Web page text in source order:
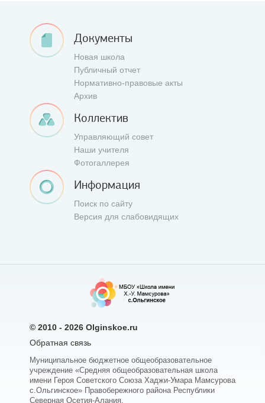
Документы
Новая школа
Публичный отчет
Нормативно-правовые акты
Архив
Коллектив
Управляющий совет
Наши учителя
Фотогаллерея
Информация
Поиск по сайту
Версия для слабовидящих
© 2010 - 2026 Olginskoe.ru
Обратная связь
Муниципальное бюджетное общеобразовательное
учреждение «Средняя общеобразовательная школа
имени Героя Советского Союза Хаджи-Умара Мамсурова
с.Ольгинское» Правобережного района Республики
Северная Осетия-Алания.